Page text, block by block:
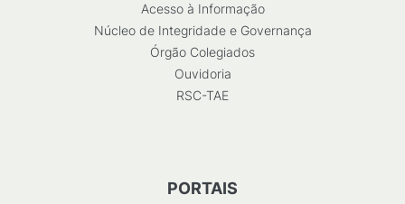
Acesso à Informação
Núcleo de Integridade e Governança
Órgão Colegiados
Ouvidoria
RSC-TAE
PORTAIS